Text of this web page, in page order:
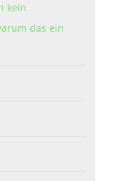
kein
das ein